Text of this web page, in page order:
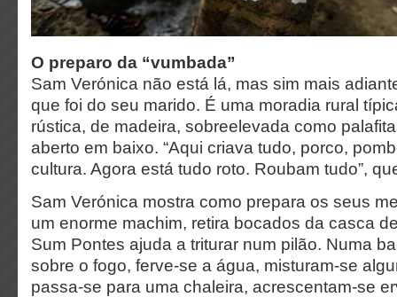
O preparo da “vumbada”
Sam Verónica não está lá, mas sim mais
que foi do seu marido. É uma moradia rural
rústica, de madeira, sobreelevada como
aberto em baixo. “Aqui criava tudo, porco,
cultura. Agora está tudo roto. Roubam tudo”,
Sam Verónica mostra como prepara os seus
um enorme machim, retira bocados da casca
Sum Pontes ajuda a triturar num pilão. Numa
sobre o fogo, ferve-se a água, misturam-se
passa-se para uma chaleira, acrescentam-se